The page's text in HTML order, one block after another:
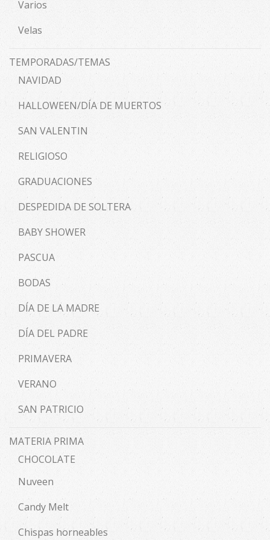
Varios
Velas
TEMPORADAS/TEMAS
NAVIDAD
HALLOWEEN/DÍA DE MUERTOS
SAN VALENTIN
RELIGIOSO
GRADUACIONES
DESPEDIDA DE SOLTERA
BABY SHOWER
PASCUA
BODAS
DÍA DE LA MADRE
DÍA DEL PADRE
PRIMAVERA
VERANO
SAN PATRICIO
MATERIA PRIMA
CHOCOLATE
Nuveen
Candy Melt
Chispas horneables